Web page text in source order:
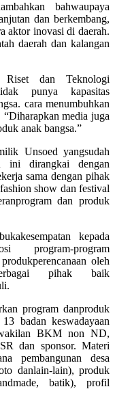
bahwaupaya
dan berkembang,
aktor inovasi di daerah.
daerah dan kalangan
Riset dan Teknologi
punya kapasitas
cara menumbuhkan
media juga
anak bangsa.”
Unsoed yangsudah
ini dirangkai dengan
sama dengan pihak
show dan festival
dan produk
kepada
program-program
oleh
pihak baik
program danproduk
badan keswadayaan
BKM non ND,
dan sponsor. Materi
pembangunan desa
danlain-lain), produk
batik), profil